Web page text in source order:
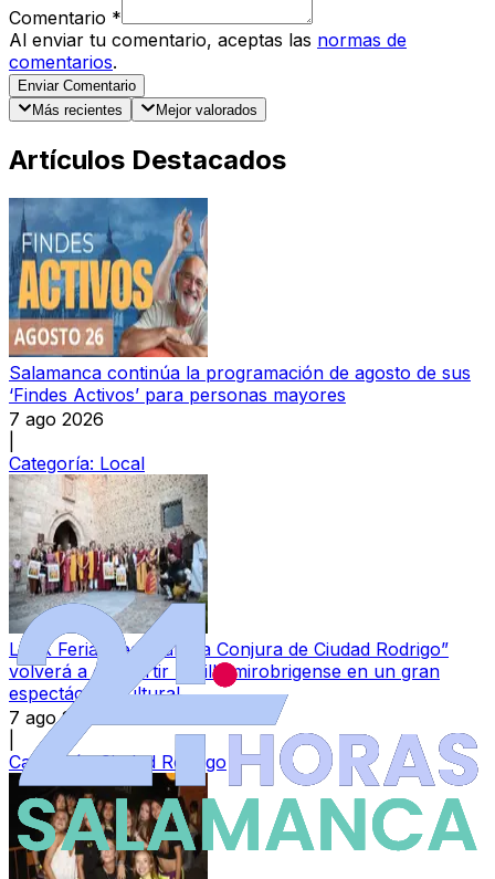
Comentario *
Al enviar tu comentario, aceptas las normas de
comentarios.
Enviar Comentario
Más recientes
Mejor valorados
Artículos Destacados
Salamanca continúa la programación de agosto de sus
‘Findes Activos’ para personas mayores
7 ago 2026
Categoría: Local
La IX Feria Medieval “La Conjura de Ciudad Rodrigo”
volverá a convertir la villa mirobrigense en un gran
espectáculo cultural
7 ago 2026
Categoría:Ciudad Rodrigo